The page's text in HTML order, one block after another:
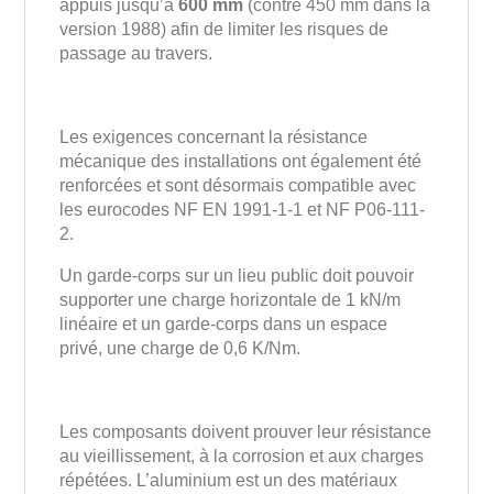
appuis jusqu’à 600 mm(contre 450 mm dans la
version 1988) afin de limiter les risques de
passage au travers.
Les exigences concernant la résistance
mécanique des installations ont également été
renforcées et sont désormais compatible avec
les eurocodes NF EN 1991-1-1 et NF P06-111-
2.
Un garde-corps sur un lieu public doit pouvoir
supporter une charge horizontale de 1 kN/m
linéaire et un garde-corps dans un espace
privé, une charge de 0,6 K/Nm.
Les composants doivent prouver leur résistance
au vieillissement, à la corrosion et aux charges
répétées. L’aluminium est un des matériaux